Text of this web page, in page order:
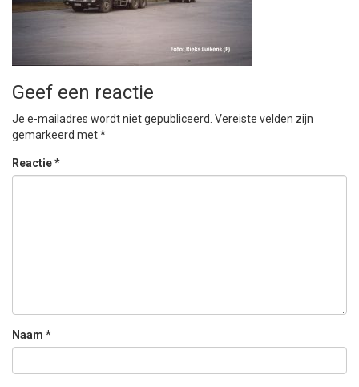
Geef een reactie
Je e-mailadres wordt niet gepubliceerd. Vereiste velden zijn
gemarkeerd met*
Reactie*
Naam *